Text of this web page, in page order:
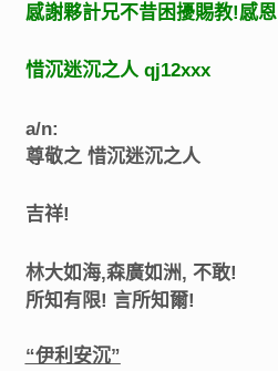
感謝夥計兄不昔困擾賜教!感恩
惜沉迷沉之人 qj12xxx
a/n:
尊敬之 惜沉迷沉之人
吉祥!
林大如海,森廣如洲, 不敢!
所知有限! 言所知爾!
“伊利安沉”